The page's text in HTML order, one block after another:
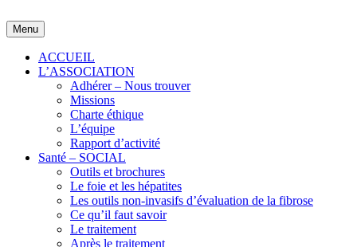
to
content
Menu
ACCUEIL
L’ASSOCIATION
Adhérer – Nous trouver
Missions
Charte éthique
L’équipe
Rapport d’activité
Santé – SOCIAL
Outils et brochures
Le foie et les hépatites
Les outils non-invasifs d’évaluation de la fibrose
Ce qu’il faut savoir
Le traitement
Après le traitement